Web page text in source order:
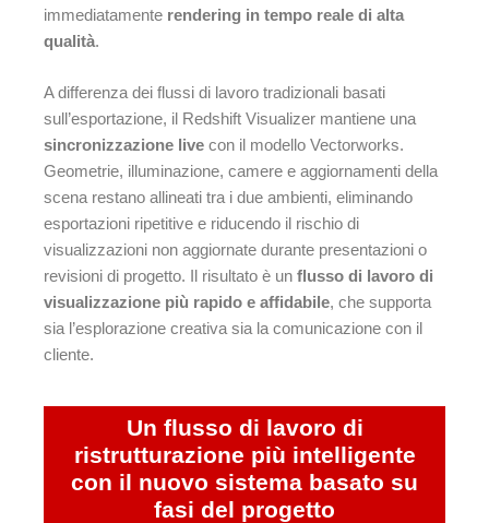
immediatamente rendering in tempo reale di alta
qualità.
A differenza dei flussi di lavoro tradizionali basati
sull’esportazione, il Redshift Visualizer mantiene una
sincronizzazione live con il modello Vectorworks.
Geometrie, illuminazione, camere e aggiornamenti della
scena restano allineati tra i due ambienti, eliminando
esportazioni ripetitive e riducendo il rischio di
visualizzazioni non aggiornate durante presentazioni o
revisioni di progetto. Il risultato è un flusso di lavoro di
visualizzazione più rapido e affidabile, che supporta
sia l’esplorazione creativa sia la comunicazione con il
cliente.
Un flusso di lavoro di
ristrutturazione più intelligente
con il nuovo sistema basato su
fasi del progetto